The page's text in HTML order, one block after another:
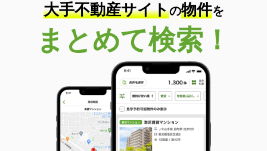
大手不動産サイトの物件を
まとめて検索！